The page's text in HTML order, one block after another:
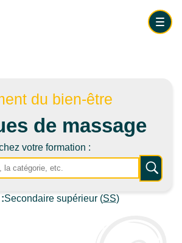
pour Ouvrir
FORMATIONS
PAR NIVEAUX ET CATÉGORIES
FORMATIONS
du bien-être
de massage
votre formation :
Secondaire supérieur (SS)